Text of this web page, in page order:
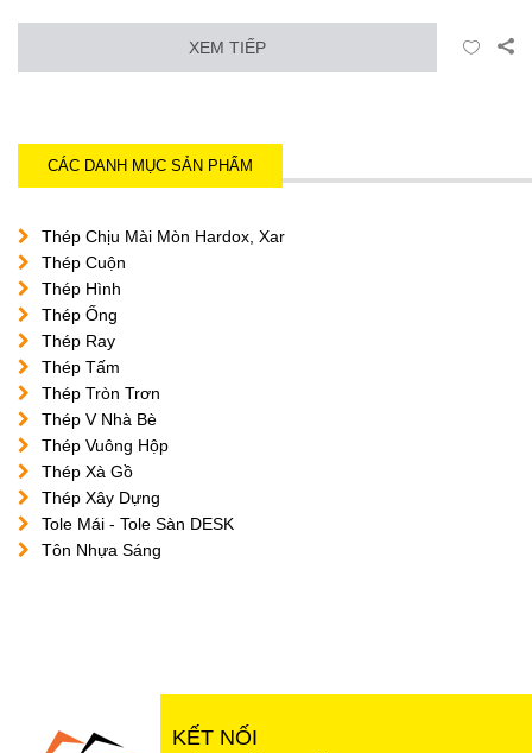
XEM TIẾP
CÁC DANH MỤC SẢN PHẨM
Thép Chịu Mài Mòn Hardox, Xar
Thép Cuộn
Thép Hình
Thép Ống
Thép Ray
Thép Tấm
Thép Tròn Trơn
Thép V Nhà Bè
Thép Vuông Hộp
Thép Xà Gồ
Thép Xây Dựng
Tole Mái - Tole Sàn DESK
Tôn Nhựa Sáng
KẾT NỐI